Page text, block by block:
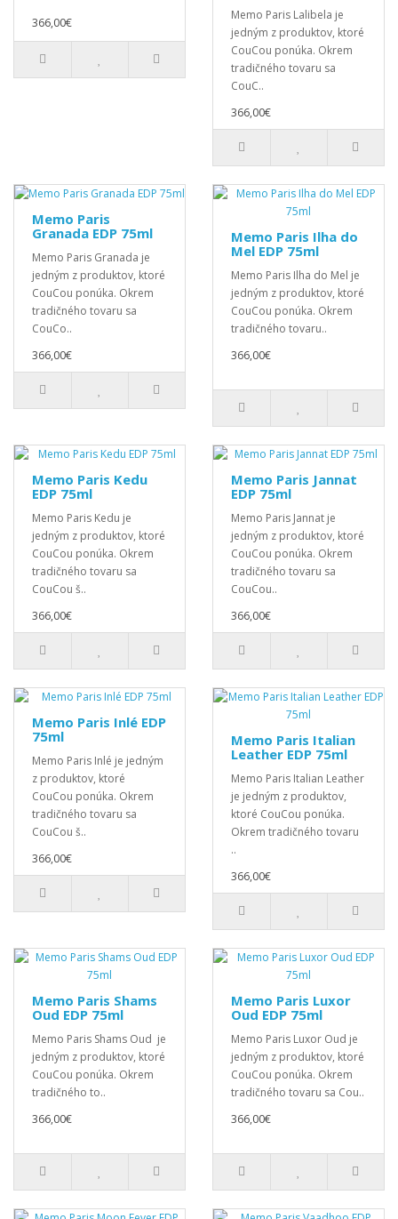
366,00€
Memo Paris Lalibela je
jedným z produktov, ktoré
CouCou ponúka. Okrem
tradičného tovaru sa
CouC..
366,00€
Memo Paris
Granada EDP 75ml
Memo Paris Granada je
jedným z produktov, ktoré
CouCou ponúka. Okrem
tradičného tovaru sa
CouCo..
366,00€
Memo Paris Ilha do
Mel EDP 75ml
Memo Paris Ilha do Mel je
jedným z produktov, ktoré
CouCou ponúka. Okrem
tradičného tovaru..
366,00€
Memo Paris Kedu
EDP 75ml
Memo Paris Kedu je
jedným z produktov, ktoré
CouCou ponúka. Okrem
tradičného tovaru sa
CouCou š..
366,00€
Memo Paris Jannat
EDP 75ml
Memo Paris Jannat je
jedným z produktov, ktoré
CouCou ponúka. Okrem
tradičného tovaru sa
CouCou..
366,00€
Memo Paris Inlé EDP
75ml
Memo Paris Inlé je jedným
z produktov, ktoré
CouCou ponúka. Okrem
tradičného tovaru sa
CouCou š..
366,00€
Memo Paris Italian
Leather EDP 75ml
Memo Paris Italian Leather
je jedným z produktov,
ktoré CouCou ponúka.
Okrem tradičného tovaru
..
366,00€
Memo Paris Shams
Oud EDP 75ml
Memo Paris Shams Oud je
jedným z produktov, ktoré
CouCou ponúka. Okrem
tradičného to..
366,00€
Memo Paris Luxor
Oud EDP 75ml
Memo Paris Luxor Oud je
jedným z produktov, ktoré
CouCou ponúka. Okrem
tradičného tovaru sa Cou..
366,00€